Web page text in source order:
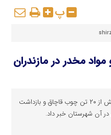
پ
مازندران ؛ ۲۰ تن چوب قاچاق و ۱۰ کیلو مواد مخدر در مازندران
فرمانده انتظامی عباس آباد از کشف بیش از ۲۰ تن چوب قاچاق و بازداشت
آن شهرستان خبر داد.